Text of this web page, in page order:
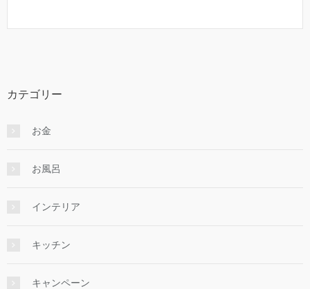
カテゴリー
お金
お風呂
インテリア
キッチン
キャンペーン